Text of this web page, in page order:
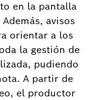
en la pantalla
avisos
orientar a los
la gestión de
pudiendo
A partir de
el productor